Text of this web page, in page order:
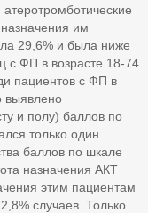
им
29,6% и была ниже
с ФП в возрасте 18-74
пациентов с ФП в
выявлено
и полу) баллов по
только один
баллов по шкале
назначения АКТ
этим пациентам
случаев. Только